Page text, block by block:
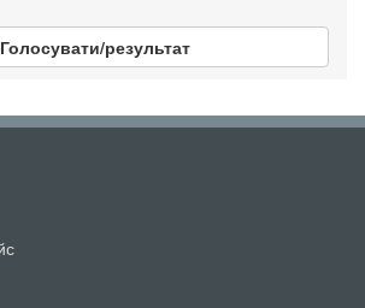
Голосувати/результат